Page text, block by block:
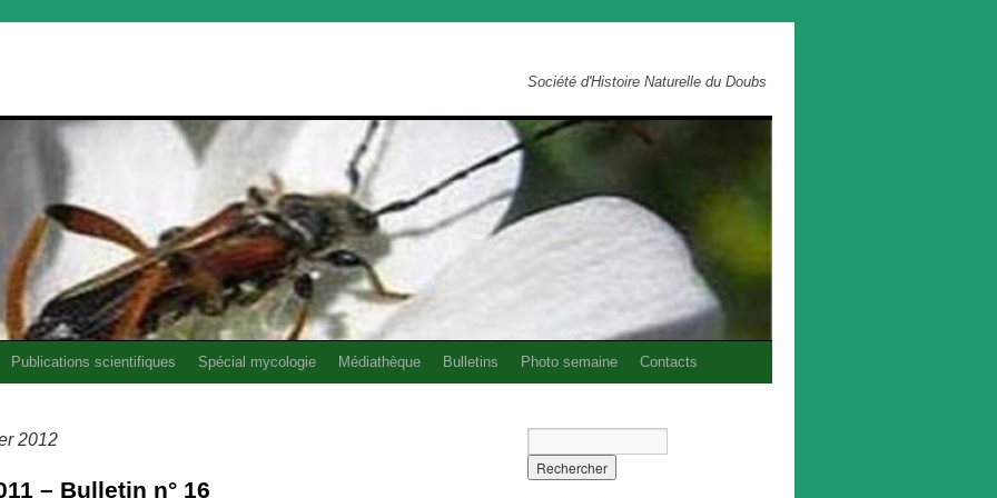
Société d'Histoire Naturelle du Doubs
Publications scientifiques Spécial mycologie Médiathèque Bulletins Photo semaine Contacts
2012
– Bulletin n° 16